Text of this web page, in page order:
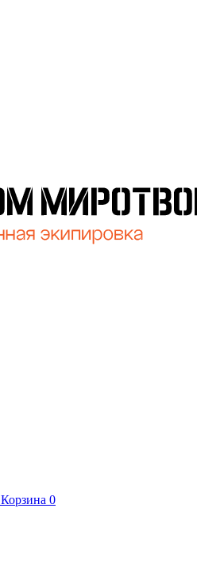
Корзина 0